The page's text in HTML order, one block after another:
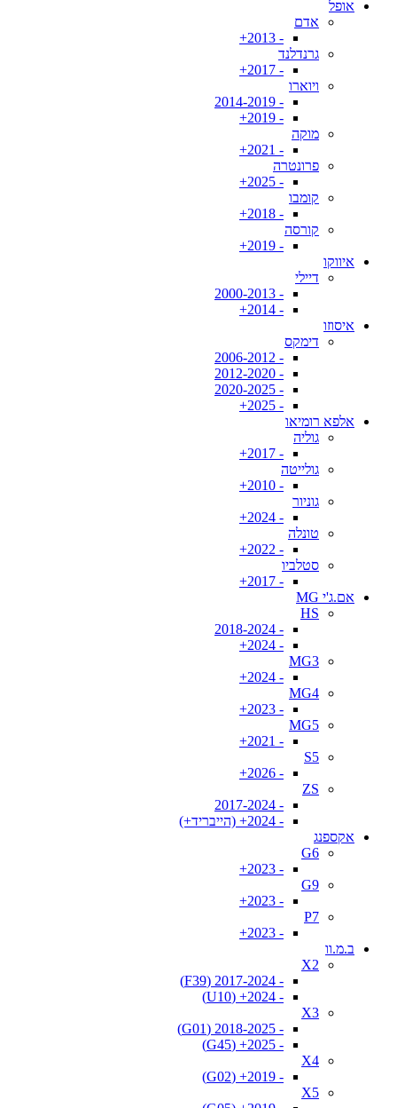
אופל
אדם
- 2013+
גרנדלנד
- 2017+
ויוארו
- 2014-2019
- 2019+
מוקה
- 2021+
פרונטרה
- 2025+
קומבו
- 2018+
קורסה
- 2019+
איווקו
דיילי
- 2000-2013
- 2014+
איסוזו
דימקס
- 2006-2012
- 2012-2020
- 2020-2025
- 2025+
אלפא רומיאו
גוליה
- 2017+
גולייטה
- 2010+
גוניור
- 2024+
טונלה
- 2022+
סטלביו
- 2017+
אם.ג'י MG
HS
- 2018-2024
- 2024+
MG3
- 2024+
MG4
- 2023+
MG5
- 2021+
S5
- 2026+
ZS
- 2017-2024
- 2024+ (הייבריד+)
אקספנג
G6
- 2023+
G9
- 2023+
P7
- 2023+
ב.מ.וו
X2
- 2017-2024 (F39)
- 2024+ (U10)
X3
- 2018-2025 (G01)
- 2025+ (G45)
X4
- 2019+ (G02)
X5